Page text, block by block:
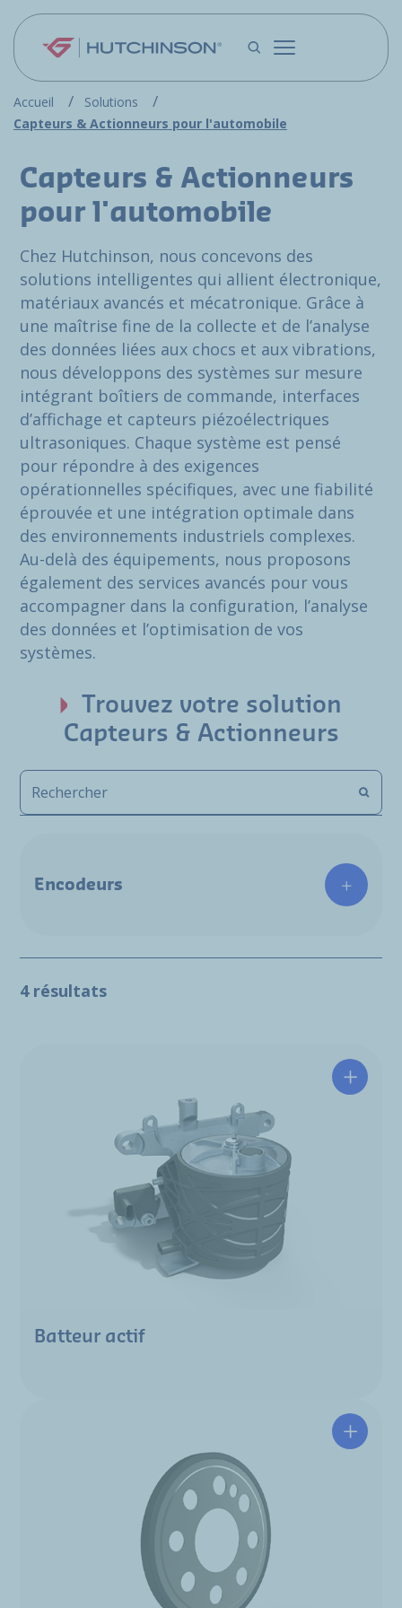
Aller au contenu principal
Accueil
Solutions
Capteurs & Actionneurs pour l'automobile
Capteurs & Actionneurs
pour l'automobile
Chez Hutchinson, nous concevons des
solutions intelligentes qui allient électronique,
matériaux avancés et mécatronique. Grâce à
une maîtrise fine de la collecte et de l’analyse
des données liées aux chocs et aux vibrations,
nous développons des systèmes sur mesure
intégrant boîtiers de commande, interfaces
d’affichage et capteurs piézoélectriques
ultrasoniques. Chaque système est pensé
pour répondre à des exigences
opérationnelles spécifiques, avec une fiabilité
éprouvée et une intégration optimale dans
des environnements industriels complexes.
Au-delà des équipements, nous proposons
également des services avancés pour vous
accompagner dans la configuration, l’analyse
des données et l’optimisation de vos
systèmes.
Trouvez votre solution
Capteurs & Actionneurs
Encodeurs
4 résultats
Batteur actif